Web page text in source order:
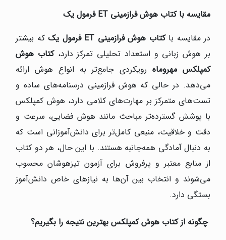
مقایسه با کتاب هوش فرازمینی فرمول یک
در مقایسه باکتاب هوش فرازمینی فرمول یک که بیشتر
بر هوش زبانی و استعداد تحلیلی تمرکز دارد،کتاب هوش
کمپلکس مهروماهرویکردی جامع‌تر به انواع هوش ارائه
می‌دهد. در حالی که هوش فرازمینی درسنامه‌های ساده و
تست‌های متمرکز بر مهارت‌های کلامی دارد، هوش کمپلکس
با پوشش گسترده‌تر مباحث مانند هوش فضایی، سرعت و
دقت و خلاقیت، منبعی کامل‌تر برای دانش‌آموزانی است که
به دنبال آمادگی همه‌جانبه هستند. با این حال، هر دو کتاب
از منابع معتبر و پرفروش برای آزمون تیزهوشان محسوب
می‌شوند و انتخاب بین آن‌ها به نیازهای خاص دانش‌آموز
بستگی دارد.
چگونه از کتاب هوش کمپلکس بهترین نتیجه را بگیریم؟